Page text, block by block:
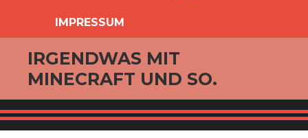
IMPRESSUM
IRGENDWAS MIT
MINECRAFT UND SO.